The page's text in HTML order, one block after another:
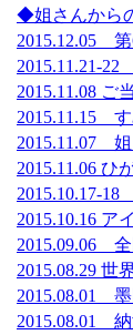
◆姐さんから
2015.12.05
2015.11.21-
2015.11.08 ご
2015.11.15
2015.11.07
2015.11.06 ひ
2015.10.17-
2015.10.16 ア
2015.09.06
2015.08.29
2015.08.01
2015.08.01